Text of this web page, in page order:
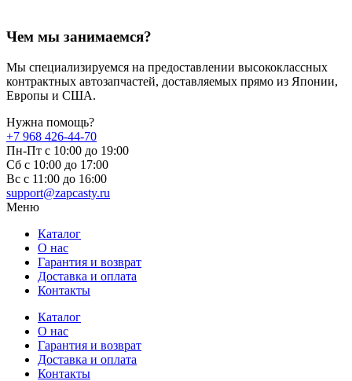
Чем мы занимаемся?
Мы специализируемся на предоставлении высококлассных
контрактных автозапчастей, доставляемых прямо из Японии,
Европы и США.
Нужна помощь?
+7 968 426-44-70
Пн-Пт с 10:00 до 19:00
Сб с 10:00 до 17:00
Вс c 11:00 до 16:00
support@zapcasty.ru
Меню
Каталог
О нас
Гарантия и возврат
Доставка и оплата
Контакты
Каталог
О нас
Гарантия и возврат
Доставка и оплата
Контакты